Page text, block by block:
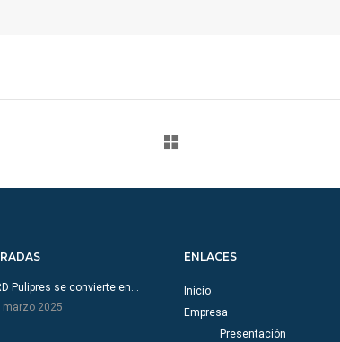
Pulipres se convierte en…
marzo 2025
ENLACES
Inicio
Empresa
Presentación